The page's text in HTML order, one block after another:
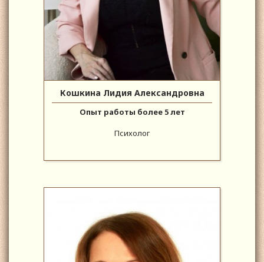
Кошкина Лидия Александровна
Опыт работы более 5 лет
Психолог